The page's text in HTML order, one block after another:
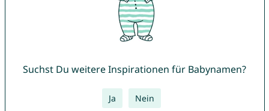
Suchst Du weitere Inspirationen für Babynamen?
Ja Nein